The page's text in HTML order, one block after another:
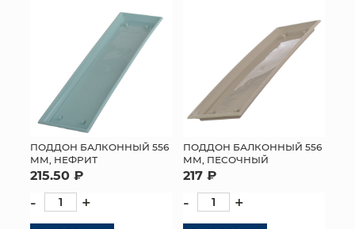
ДОСТАВКА И ОПЛАТА
ПОДДОН БАЛКОННЫЙ 556
ММ, НЕФРИТ
215.50 ₽
- +
ПОДДОН БАЛКОННЫЙ 556
ММ, ПЕСОЧНЫЙ
217 ₽
- +